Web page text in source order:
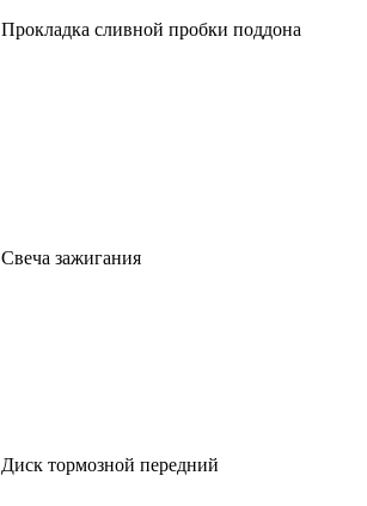
Прокладка сливной пробки поддона
Свеча зажигания
Диск тормозной передний